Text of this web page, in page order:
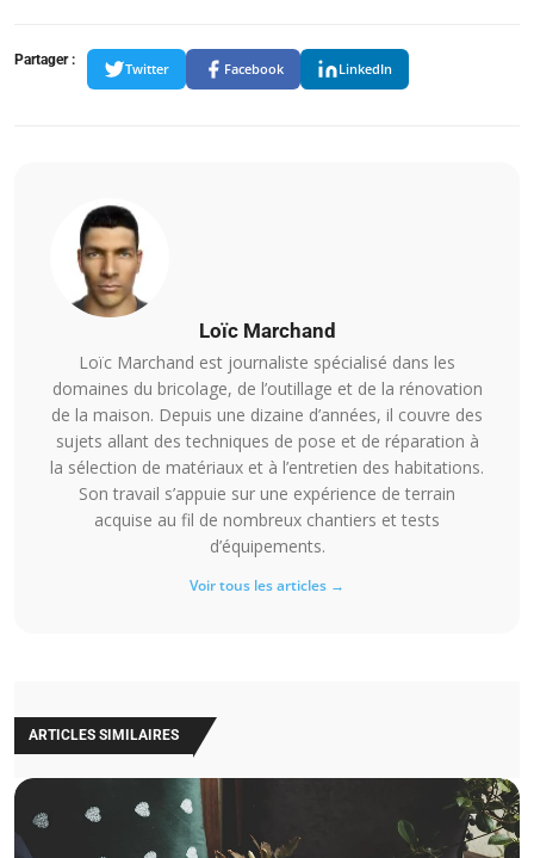
Partager :
Twitter Facebook LinkedIn
Loïc Marchand
Loïc Marchand est journaliste spécialisé dans les
domaines du bricolage, de l’outillage et de la rénovation
de la maison. Depuis une dizaine d’années, il couvre des
sujets allant des techniques de pose et de réparation à
la sélection de matériaux et à l’entretien des habitations.
Son travail s’appuie sur une expérience de terrain
acquise au fil de nombreux chantiers et tests
d’équipements.
Voir tous les articles →
ARTICLES SIMILAIRES